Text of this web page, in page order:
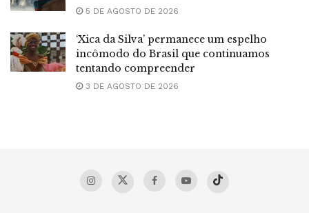
5 DE AGOSTO DE 2026
‘Xica da Silva’ permanece um espelho
incômodo do Brasil que continuamos
tentando compreender
3 DE AGOSTO DE 2026